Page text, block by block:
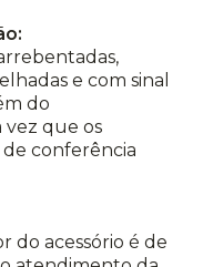
e com sinal
do
vez que os
de conferência
do acessório é de